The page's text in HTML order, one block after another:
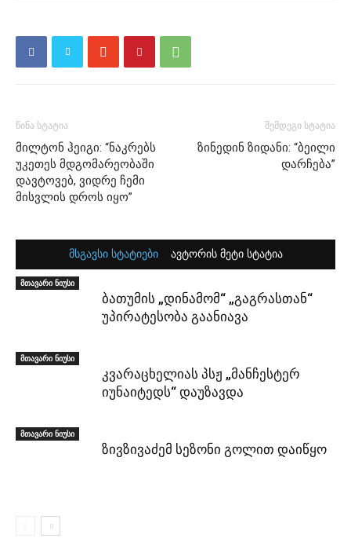
წინა სტატია
მილტონ ჰეიგი: “ნაკრებს
უკეთეს მდგომარეობაში
დავტოვებ, ვიდრე ჩემი
მისვლის დროს იყო”
შემდეგი სტატია
ზინედინ ზიდანი: “ბეილი
დარჩება”
მსგავსი სტატიები ავტორის მეტი სტატია
მთავარი ნიუსი
ბათუმის „დინამომ“ „გაგრასთან“
უპირატესობა გაანიავა
მთავარი ნიუსი
კვარაცხელიას პსჟ „მანჩესტერ
იუნაიტედს“ დაუზავდა
მთავარი ნიუსი
ზივზივაძემ სეზონი გოლით დაიწყო